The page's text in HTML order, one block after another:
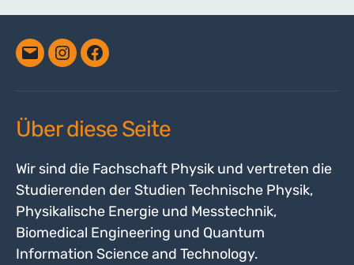
EmailInstagramFacebook
Über diese Seite
Wir sind die Fachschaft Physik und vertreten die
Studierenden der Studien Technische Physik,
Physikalische Energie und Messtechnik,
Biomedical Engineering und Quantum
Information Science and Technology.